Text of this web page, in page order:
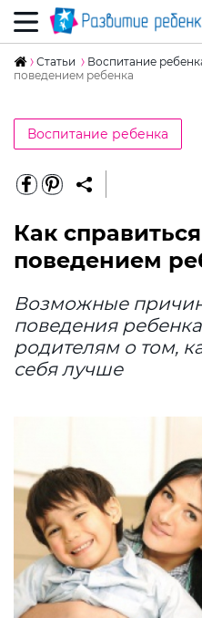
Статьи Воспитание
поведением ребенка
Воспитание ребенка
Как
поведением
Возможные
поведения
родителям о том,
себя лучше